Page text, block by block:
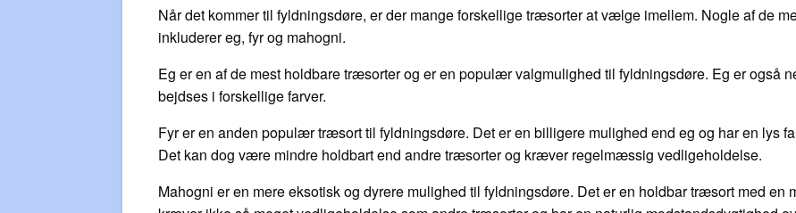
Når det kommer til fyldningsdøre, er der mange forskellige træsorter at vælge imellem. Nogle af de
inkluderer eg, fyr og mahogni.
Eg er en af de mest holdbare træsorter og er en populær valgmulighed til fyldningsdøre. Eg er også
bejdses i forskellige farver.
Fyr er en anden populær træsort til fyldningsdøre. Det er en billigere mulighed end eg og har en lys
Det kan dog være mindre holdbart end andre træsorter og kræver regelmæssig vedligeholdelse.
Mahogni er en mere eksotisk og dyrere mulighed til fyldningsdøre. Det er en holdbar træsort med en